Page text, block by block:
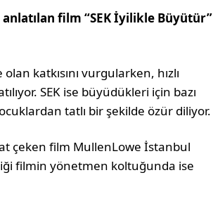
film “SEK İyilikle Büyütür”
katkısını vurgularken, hızlı
SEK ise büyüdükleri için bazı
tatlı bir şekilde özür diliyor.
çeken film MullenLowe İstanbul
filmin yönetmen koltuğunda ise